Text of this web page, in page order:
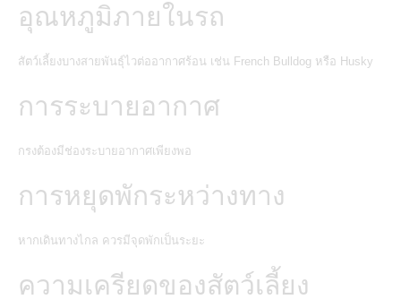
อุณหภูมิภายในรถ
สัตว์เลี้ยงบางสายพันธุ์ไวต่ออากาศร้อน เช่น French Bulldog หรือ Husky
การระบายอากาศ
กรงต้องมีช่องระบายอากาศเพียงพอ
การหยุดพักระหว่างทาง
หากเดินทางไกล ควรมีจุดพักเป็นระยะ
ความเครียดของสัตว์เลี้ยง